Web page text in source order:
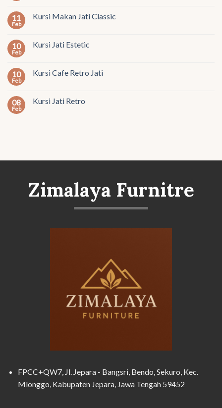
11
Feb
Kursi Makan Jati Classic
10
Feb
Kursi Jati Estetic
10
Feb
Kursi Cafe Retro Jati
08
Feb
Kursi Jati Retro
Zimalaya Furnitre
FPCC+QW7, Jl. Jepara - Bangsri, Bendo, Sekuro, Kec.
Mlonggo, Kabupaten Jepara, Jawa Tengah 59452